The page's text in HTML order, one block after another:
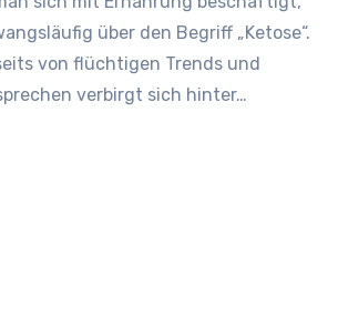
über den Begriff „Ketose“.
von flüchtigen Trends und
verbirgt sich hinter…